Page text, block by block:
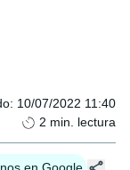
: 10/07/2022 11:40
2 min. lectura